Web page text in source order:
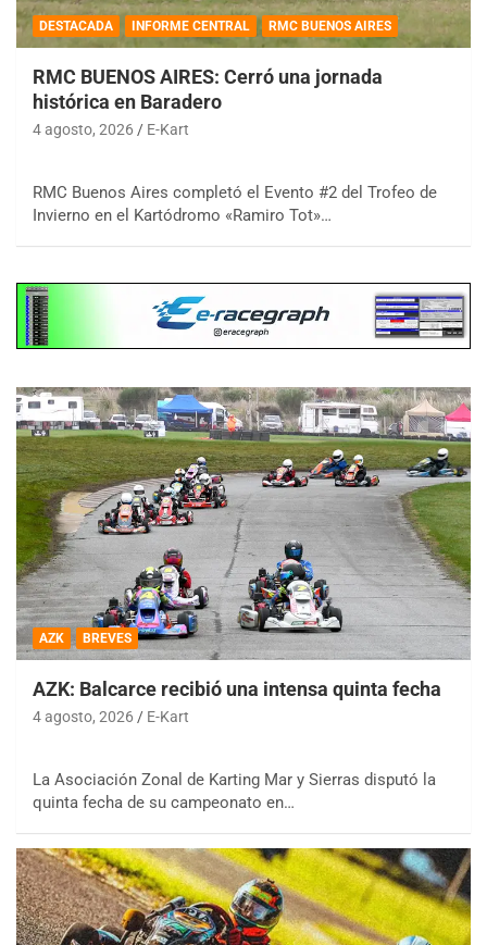
DESTACADA INFORME CENTRAL RMC BUENOS AIRES
RMC BUENOS AIRES: Cerró una jornada
histórica en Baradero
4 agosto, 2026 E-Kart
RMC Buenos Aires completó el Evento #2 del Trofeo de
Invierno en el Kartódromo «Ramiro Tot»…
AZK BREVES
AZK: Balcarce recibió una intensa quinta fecha
4 agosto, 2026 E-Kart
La Asociación Zonal de Karting Mar y Sierras disputó la
quinta fecha de su campeonato en…